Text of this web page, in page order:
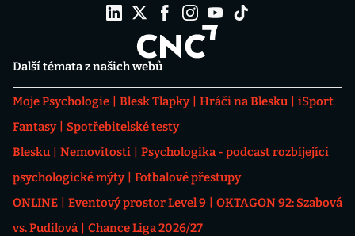
Další témata z našich webů
Moje Psychologie Blesk Tlapky Hráči na Blesku
iSport
Fantasy
Spotřebitelské testy
Blesku
Nemovitosti
Psychologika - podcast rozbíjející
psychologické mýty
Fotbalové přestupy
ONLINE
Eventový prostor Level 9
OKTAGON 92: Szabová
vs. Pudilová
Chance Liga 2026/27